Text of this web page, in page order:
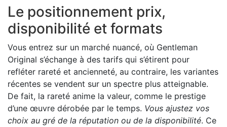
Le positionnement prix,
disponibilité et formats
Vous entrez sur un marché nuancé, où Gentleman
Original s’échange à des tarifs qui s’étirent pour
refléter rareté et ancienneté, au contraire, les variantes
récentes se vendent sur un spectre plus atteignable.
De fait, la rareté anime la valeur, comme le prestige
d’une œuvre dérobée par le temps. Vous ajustez vos
choix au gré de la réputation ou de la disponibilité. Ce